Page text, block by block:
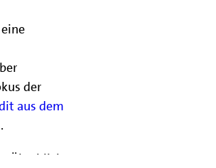
der
aus dem
.
Überblick